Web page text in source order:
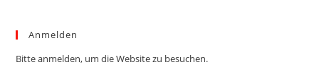
Anmelden
Bitte anmelden, um die Website zu besuchen.